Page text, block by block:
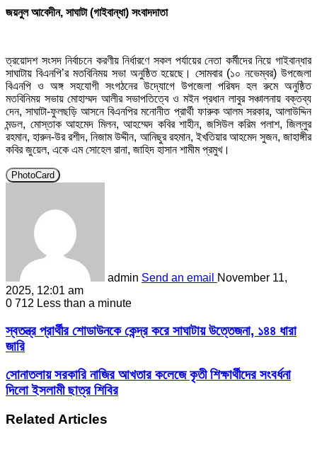
জয়নুল আবেদীন, সাঘাটা (গাইবান্ধা) সংবাদদাতা
ত্রয়োদশ সংসদ নির্বাচনে করণীয় নির্ধারণে সকল পর্যায়ের নেতা কর্মীদের নিয়ে গাইবান্ধার
সাঘাটায় বিএনপি’র মতবিনিময় সভা অনুষ্ঠিত হয়েছে। সোমবার (১০ নভেম্বর) উপজেলা
বিএনপি ও অঙ্গ সহযোগী সংগঠনের উদ্যোগে উপজেলা পরিষদ হল রুমে অনুষ্ঠিত
মতবিনিময় সভায় মোহাম্মদ আলীর সভাপতিত্বে ও মইন প্রধান লাবুর সঞ্চালনায় বক্তব্য
দেন, সাঘাটা-ফুলছড়ি আসনে বিএনপির মনোনীত প্রার্থী ফারুক আলম সরকার, আলাউদ্দিন
মন্ডল, মোস্তাক আহমেদ মিলন, আহম্মেদ কবির শাহীন, জসিউল করিম পলাশ, জিল্লুর
রহমান, হারুন-উর রশীদ, নিজাম উদ্দীন, আনিছুর রহমান, ইখতিয়ার আহমেদ সুজন, জাহাঙ্গীর
কবির জুয়েল, একে এম সোহেল রানা, জাহিদ হাসান শামীম প্রমুখ।
PhotoCard
admin Send an email
November 11,
2025, 12:01 am
0 712 Less than a minute
স্বতন্ত্র প্রার্থীর শোডাউনকে কেন্দ্র করে সাঘাটায় উত্তেজনা, ১৪৪ ধারা
জারি
সোনাতলায় সরকারি নাজির আখতার কলেজে কৃতী শিক্ষার্থীদের সংবর্ধনা
দিলো ইসলামী ছাত্র শিবির
Related Articles